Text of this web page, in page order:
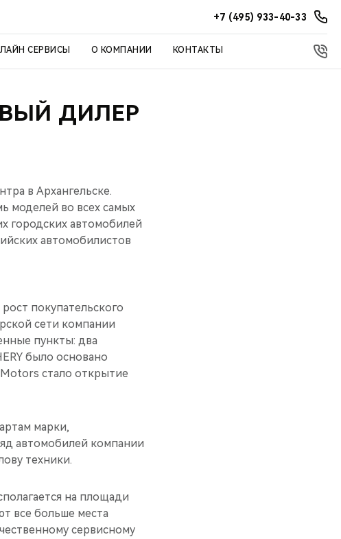
+7 (495) 933-40-33
СЕРВИСЫ О КОМПАНИИ КОНТАКТЫ
ДИЛЕР
в Архангельске.
моделей во всех самых
городских автомобилей
автомобилистов
покупательского
сети компании
пункты: два
было основано
Motors стало открытие
марки,
автомобилей компании
техники.
на площади
все больше места
сервисному